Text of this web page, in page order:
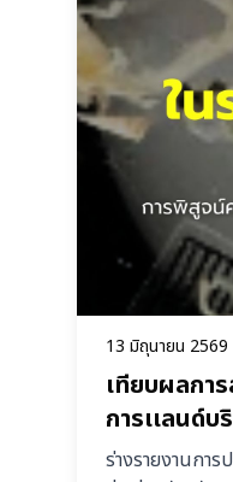
13 มิถุนายน 2569
เทียบผลกา
การเเลนด์
ร่างรายงานการ